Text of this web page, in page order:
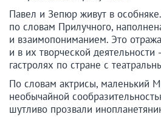
Павел и Зепюр живут в
по словам Прилучного,
и взаимопониманием. Это
и в их творческой
гастролях по стране с
По словам актрисы, маленький
необычайной
шутливо прозвали